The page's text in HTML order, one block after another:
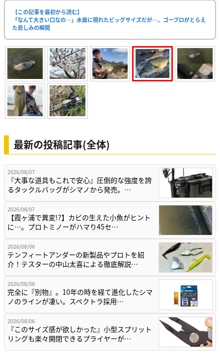
【この記事を最初から読む】
「なんて大きい口なの…」水面に現れたビッグサイズだが…。ゴープロがとらえ
た悲しみの瞬間
最新の投稿記事(全体)
2026/08/07
『大事な道具もこれで安心』圧倒的な強度を誇
るタックルバッグがシマノから発売。…
2026/08/07
【霞ヶ浦で異変!?】カビの生えた小魚がヒント
に…。プロトミノーがハマり45セ…
2026/08/06
テンフィートアンダーの新製品やプロトを紹
介！テスターの中山太喜による徹底解説…
2026/08/06
完全に『別物』。10年の時を経て進化したシマ
ノのラインが凄い。スペクトラ採用…
2026/08/06
『このサイズ感が欲しかった』小型スプリット
リングも楽々開閉できるプライヤーが…